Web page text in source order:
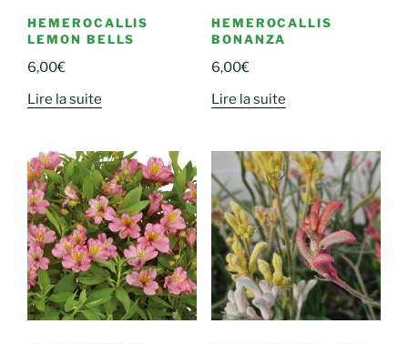
HEMEROCALLIS
LEMON BELLS
6,00€
Lire la suite
HEMEROCALLIS
BONANZA
6,00€
Lire la suite